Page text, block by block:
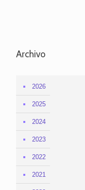
Archivo
2026
2025
2024
2023
2022
2021